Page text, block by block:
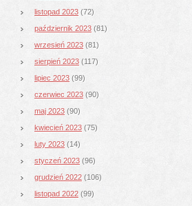
listopad 2023 (72)
październik 2023 (81)
wrzesień 2023 (81)
sierpień 2023 (117)
lipiec 2023 (99)
czerwiec 2023 (90)
maj 2023 (90)
kwiecień 2023 (75)
luty 2023 (14)
styczeń 2023 (96)
grudzień 2022 (106)
listopad 2022 (99)